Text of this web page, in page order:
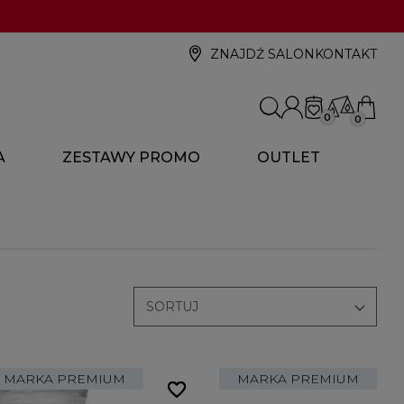
ZNAJDŹ SALON KONTAKT
0 0
ZESTAWY PROMO OUTLET
SORTUJ 
MARKA PREMIUM MARKA PREMIUM
favorite_border
favorite_border